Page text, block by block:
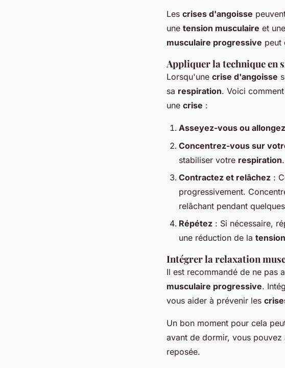
Les crises d'angoisse
une tension musculaire et une
musculaire progressive peut
Appliquer la technique en
Lorsqu'une crise d'angoisse
sa respiration. Voici
une crise :
Asseyez-vous ou
Concentrez-vous sur
stabiliser votre respiration.
Contractez et relâchez :
progressivement.
relâchant pendant quelques
Répétez : Si nécessaire,
une réduction de la tension
Intégrer la relaxation
Il est recommandé de ne pas
musculaire progressive.
vous aider à prévenir les
Un bon moment pour cela
avant de dormir, vous
reposée.